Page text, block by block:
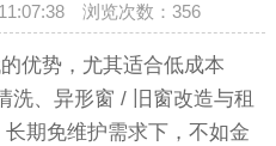
浏览次数：356
势，尤其适合低成本
洗、异形窗 / 旧窗改造与租
期免维护需求下，不如金